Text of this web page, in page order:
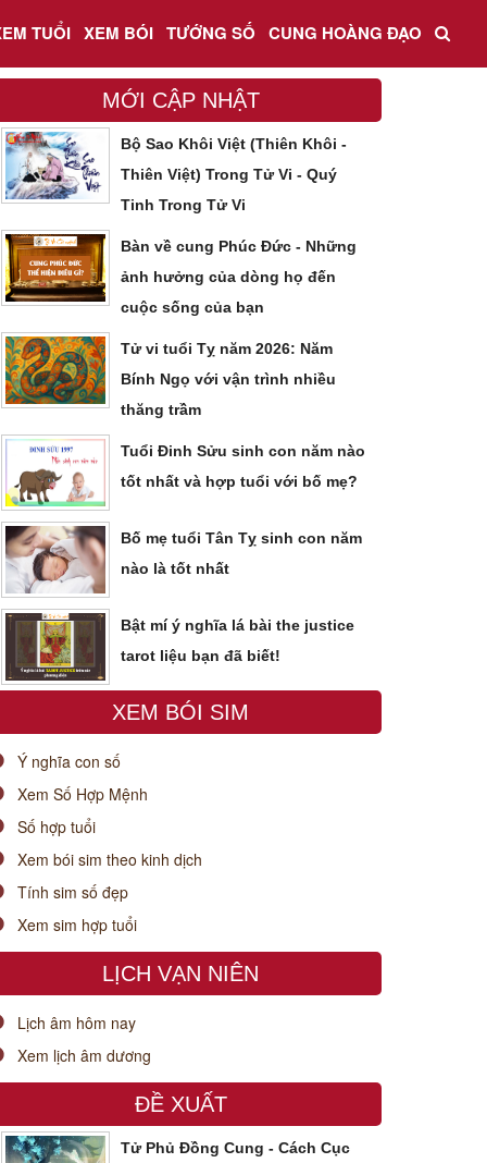
TUỔI XEM BÓI TƯỚNG SỐ CUNG HOÀNG ĐẠO
MỚI CẬP NHẬT
Bộ Sao Khôi Việt (Thiên Khôi -
Thiên Việt) Trong Tử Vi - Quý
Tinh Trong Tử Vi
Bàn về cung Phúc Đức - Những
ảnh hưởng của dòng họ đến
cuộc sống của bạn
Tử vi tuổi Tỵ năm 2026: Năm
Bính Ngọ với vận trình nhiều
thăng trầm
Tuổi Đinh Sửu sinh con năm nào
tốt nhất và hợp tuổi với bố mẹ?
Bố mẹ tuổi Tân Tỵ sinh con năm
nào là tốt nhất
Bật mí ý nghĩa lá bài the justice
tarot liệu bạn đã biết!
XEM BÓI SIM
Ý nghĩa con số
Xem Số Hợp Mệnh
Số hợp tuổi
Xem bói sim theo kinh dịch
Tính sim số đẹp
Xem sim hợp tuổi
LỊCH VẠN NIÊN
Lịch âm hôm nay
Xem lịch âm dương
ĐỀ XUẤT
Tử Phủ Đồng Cung - Cách Cục